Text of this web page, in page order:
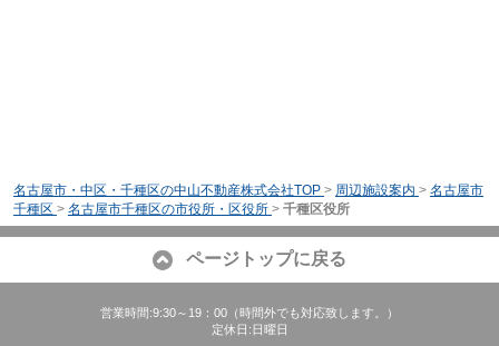
名古屋市・中区・千種区の中山不動産株式会社TOP > 周辺施設案内 > 名古屋市
千種区 > 名古屋市千種区の市役所・区役所 > 千種区役所
ページトップに戻る
営業時間:9:30～19：00（時間外でも対応致します。）
定休日:日曜日